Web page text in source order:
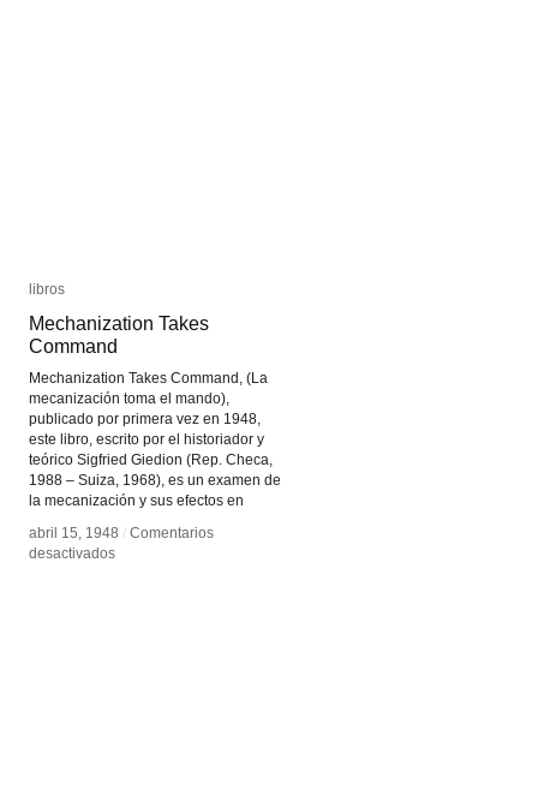
libros
Mechanization Takes
Command
Mechanization Takes Command, (La
mecanización toma el mando),
publicado por primera vez en 1948,
este libro, escrito por el historiador y
teórico Sigfried Giedion (Rep. Checa,
1988 – Suiza, 1968), es un examen de
la mecanización y sus efectos en
abril 15, 1948 / Comentarios
desactivadosen
libros
Mechanization Takes
Command
abril 15, 1948 / Comentarios
desactivadosen